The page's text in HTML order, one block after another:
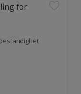
for